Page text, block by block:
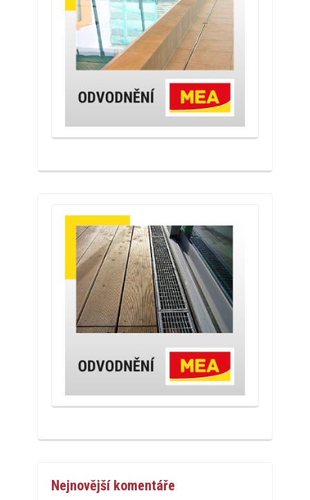
Nejnovější komentáře